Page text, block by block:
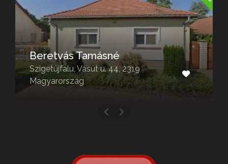
Mogyoródi temető
Mogyoród, Temető út 11, 2146
Magyarország